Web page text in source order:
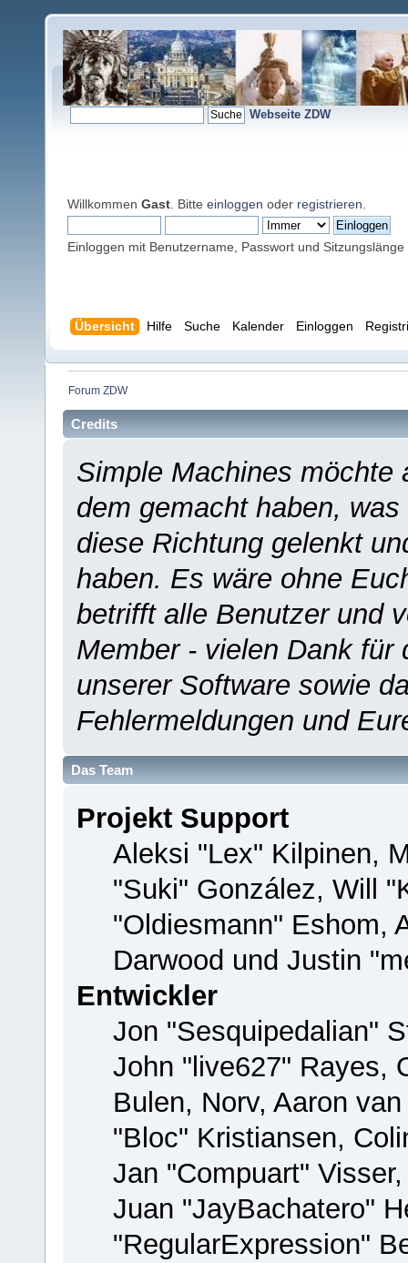
Webseite ZDW
Willkommen Gast . Bitte einloggen oder registrieren
Einloggen mit Benutzername, Passwort und Sitzungslänge
Übersicht Hilfe Suche Kalender Einloggen
Forum ZDW
Credits
Simple Machines möchte
dem gemacht haben,
diese Richtung gelenkt
haben. Es wäre ohne
betrifft alle Benutzer und
Member - vielen Dank für
unserer Software sowie
Fehlermeldungen und
Das Team
Projekt Support
Aleksi "Lex" Kilpinen,
"Suki" González, Will
"Oldiesmann" Eshom,
Darwood und Justin
Entwickler
Jon "Sesquipedalian"
John "live627" Rayes,
Bulen, Norv, Aaron
"Bloc" Kristiansen,
Jan "Compuart"
Juan "JayBachatero"
"RegularExpression"